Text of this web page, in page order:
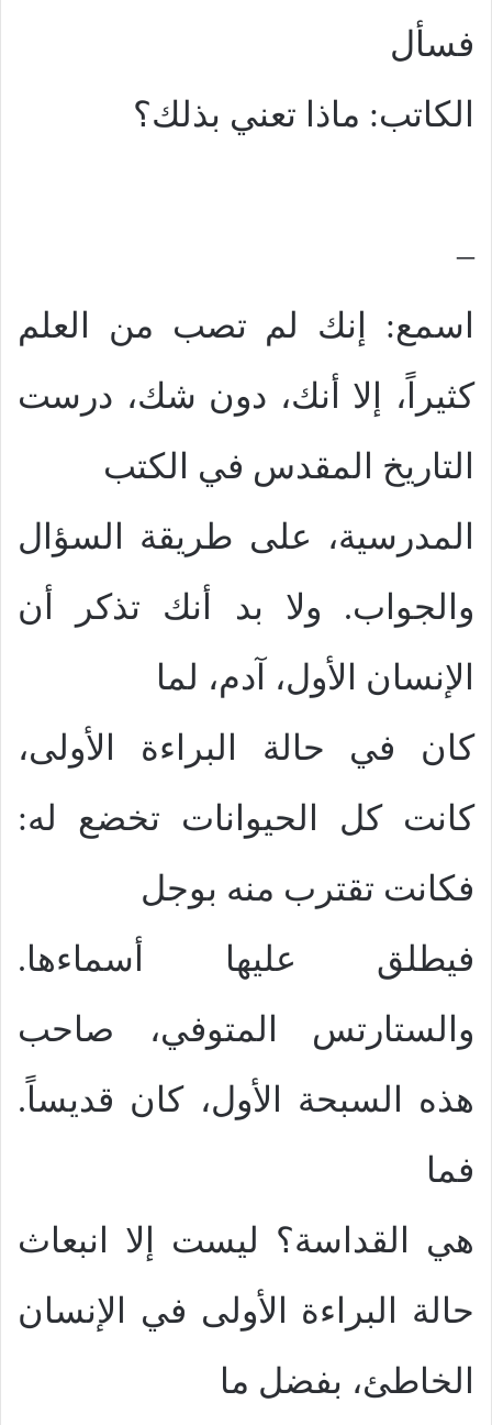
فسأل
الكاتب: ماذا تعني بذلك؟
–
اسمع: إنك لم تصب من العلم
كثيراً، إلا أنك، دون شك، درست
التاريخ المقدس في الكتب
المدرسية، على طريقة السؤال
والجواب. ولا بد أنك تذكر أن
الإنسان الأول، آدم، لما
كان في حالة البراءة الأولى،
كانت كل الحيوانات تخضع له:
فكانت تقترب منه بوجل
فيطلق عليها أسماءها.
والستارتس المتوفي، صاحب
هذه السبحة الأول، كان قديساً.
فما
هي القداسة؟ ليست إلا انبعاث
حالة البراءة الأولى في الإنسان
الخاطئ، بفضل ما